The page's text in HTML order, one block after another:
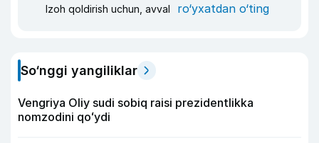
Izoh qoldirish uchun, avval ro‘yxatdan o‘ting
So‘nggi yangiliklar
Vengriya Oliy sudi sobiq raisi prezidentlikka
nomzodini qoʻydi